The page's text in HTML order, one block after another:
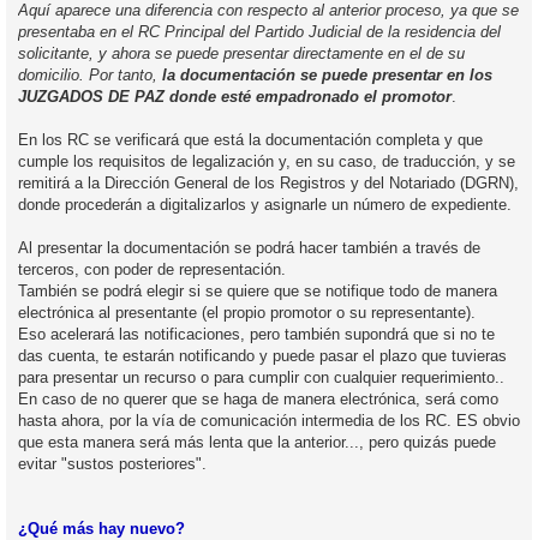
Aquí aparece una diferencia con respecto al anterior proceso, ya que se
presentaba en el RC Principal del Partido Judicial de la residencia del
solicitante, y ahora se puede presentar directamente en el de su
domicilio. Por tanto, la documentación se puede presentar en los
JUZGADOS DE PAZ donde esté empadronado el promotor.
En los RC se verificará que está la documentación completa y que
cumple los requisitos de legalización y, en su caso, de traducción, y se
remitirá a la Dirección General de los Registros y del Notariado (DGRN),
donde procederán a digitalizarlos y asignarle un número de expediente.
Al presentar la documentación se podrá hacer también a través de
terceros, con poder de representación.
También se podrá elegir si se quiere que se notifique todo de manera
electrónica al presentante (el propio promotor o su representante).
Eso acelerará las notificaciones, pero también supondrá que si no te
das cuenta, te estarán notificando y puede pasar el plazo que tuvieras
para presentar un recurso o para cumplir con cualquier requerimiento..
En caso de no querer que se haga de manera electrónica, será como
hasta ahora, por la vía de comunicación intermedia de los RC. ES obvio
que esta manera será más lenta que la anterior..., pero quizás puede
evitar "sustos posteriores".
¿Qué más hay nuevo?